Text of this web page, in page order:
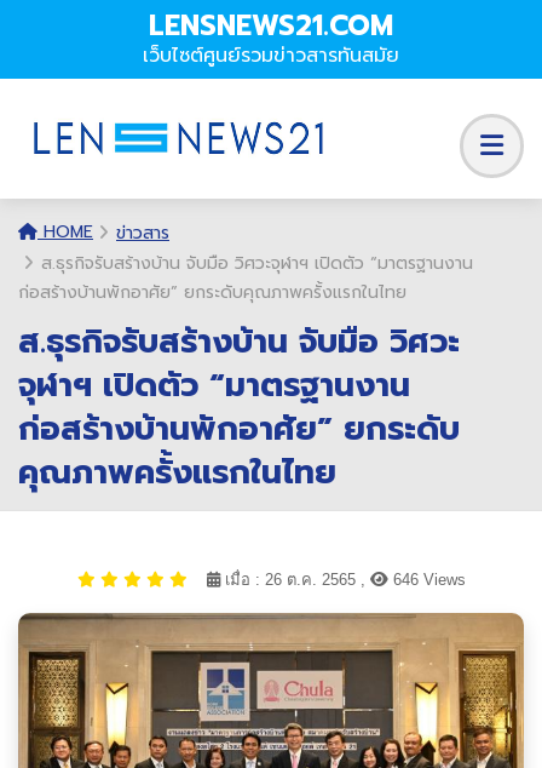
LENSNEWS21.COM
เว็บไซต์ศูนย์รวมข่าวสารทันสมัย
HOME
ข่าวสาร
ส.ธุรกิจรับสร้างบ้าน จับมือ วิศวะจุฬาฯ เปิดตัว “มาตรฐานงาน
ก่อสร้างบ้านพักอาศัย” ยกระดับคุณภาพครั้งแรกในไทย
ส.ธุรกิจรับสร้างบ้าน จับมือ วิศวะ
จุฬาฯ เปิดตัว “มาตรฐานงาน
ก่อสร้างบ้านพักอาศัย” ยกระดับ
คุณภาพครั้งแรกในไทย
เมื่อ : 26 ต.ค. 2565 , 646 Views